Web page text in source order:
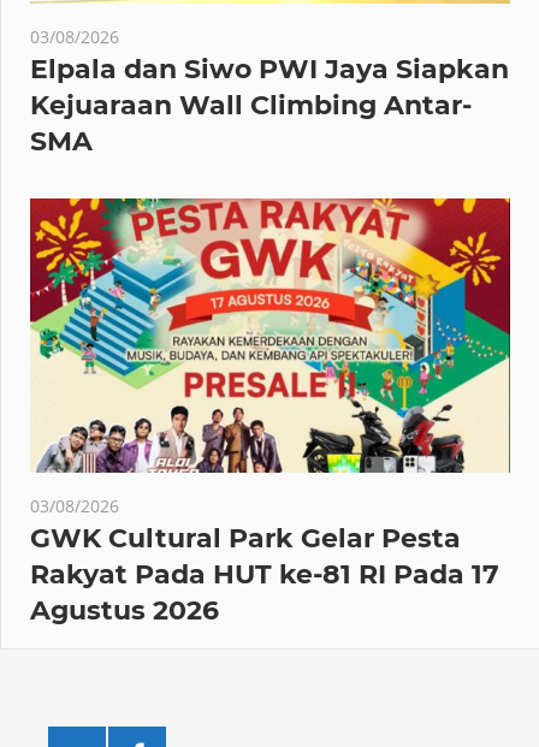
03/08/2026
Elpala dan Siwo PWI Jaya Siapkan
Kejuaraan Wall Climbing Antar-
SMA
03/08/2026
GWK Cultural Park Gelar Pesta
Rakyat Pada HUT ke-81 RI Pada 17
Agustus 2026